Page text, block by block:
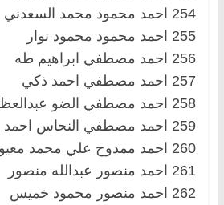
254 احمد محمود محمد السعدني
255 احمد محمود محمود نوار
256 احمد مصطفي ابراهيم طه
257 احمد مصطفي احمد ذكي
258 احمد مصطفي الضو عبدالعظيم
259 احمد مصطفي النحاس احمد
260 احمد ممدوح علي محمد معيوف
261 احمد منصور عبدالله منصور
262 احمد منصور محمود خميس